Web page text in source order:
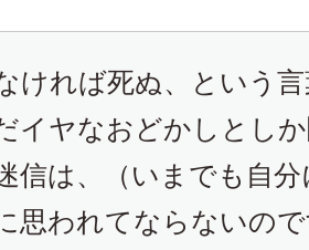
ければ死ぬ、という
イヤなおどかしとし
信は、（いまでも自
思われてならないの